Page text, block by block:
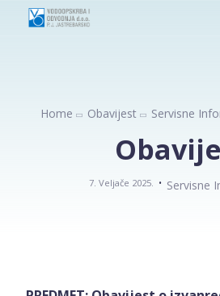
Home Obavijest Servisne
7. Veljače 2025. Servisne